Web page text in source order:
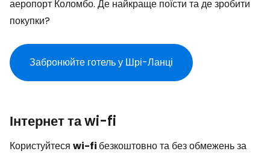
аеропорт Коломбо. Де найкраще поїсти та де зробити
покупки?
Забронюйте готель у Шрі-Ланці
Інтернет та wi-fi
Користуйтеся wi-fi безкоштовно та без обмежень за